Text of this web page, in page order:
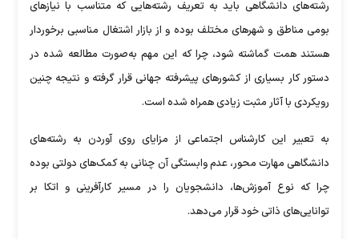
رشته‌های دانشگاهی باید به تعریف رشته‌هایی که متناسب با نیازهای
بومی مناطق و شهرهای مختلف بوده و از بازار اشتغال مناسبی برخوردار
هستند همت گماشته شود، چرا که این مهم به‌صورت مطالعه شده در
دستور کار بسیاری از کشورهای پیشرفته جهانی قرار گرفته و نتیجه چنین
رویکردی با آثار مثبت زیادی همراه شده است.
به تعبیر این کارشناس اجتماعی از مزایای روی آوردن به رشته‌های
دانشگاهی مهارت محور، عدم وابستگی آن چنانی به کمک‌های دولتی بوده
چرا که نوع آموزش‌ها، دانشجویان را در مسیر کارآفرینی و اتکا بر
توانایی‌های ذاتی خود قرار می‌دهد.